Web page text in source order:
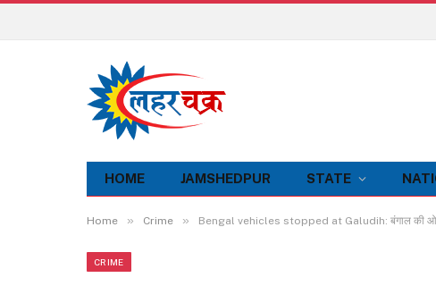
HOME JAMSHEDPUR STATE
Home » Crime » Bengal vehicles stopped at Galudih: बंगाल की ओर से
CRIME